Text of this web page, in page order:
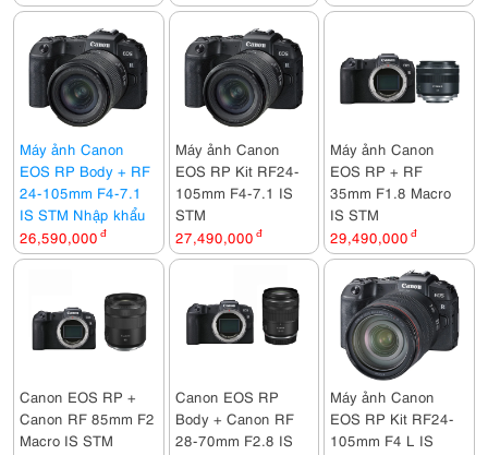
Máy ảnh Canon
EOS RP Body + RF
24-105mm F4-7.1
IS STM Nhập khẩu
26,590,000 đ
Máy ảnh Canon
EOS RP Kit RF24-
105mm F4-7.1 IS
STM
27,490,000 đ
Máy ảnh Canon
EOS RP + RF
35mm F1.8 Macro
IS STM
29,490,000 đ
Canon EOS RP +
Canon RF 85mm F2
Macro IS STM
Canon EOS RP
Body + Canon RF
28-70mm F2.8 IS
Máy ảnh Canon
EOS RP Kit RF24-
105mm F4 L IS